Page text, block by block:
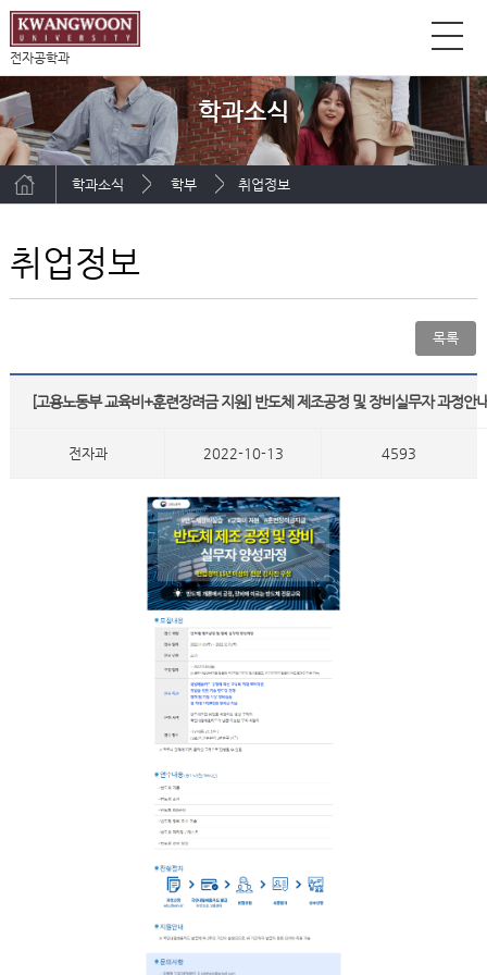
전자공학과
학과소식
학과소식 학부 취업정보
취업정보
목록
[고용노동부 교육비+훈련장려금 지원] 반도체 제조공정 및 장비실무자 과정안
전자과 2022-10-13 4593